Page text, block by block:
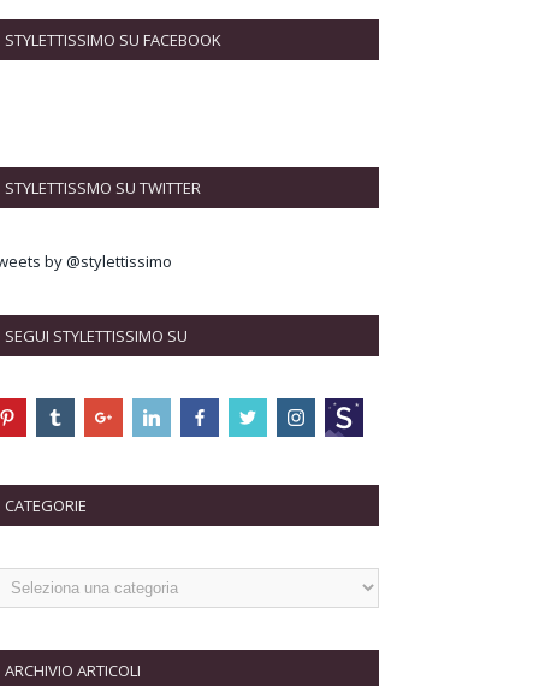
STYLETTISSIMO SU FACEBOOK
STYLETTISSMO SU TWITTER
by @stylettissimo
SEGUI STYLETTISSIMO SU
CATEGORIE
ARCHIVIO ARTICOLI